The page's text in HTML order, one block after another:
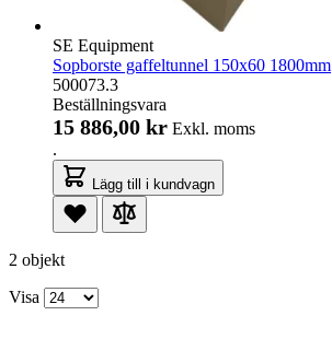
SE Equipment
Sopborste gaffeltunnel 150x60 1800mm
500073.3
Beställningsvara
15 886,00 kr Exkl. moms
.
Lägg till i kundvagn
2 objekt
Visa